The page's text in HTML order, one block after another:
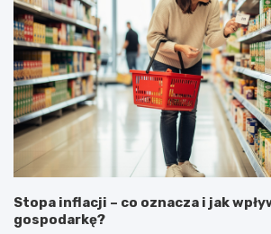
Stopa inflacji – co oznacza i jak
gospodarkę?